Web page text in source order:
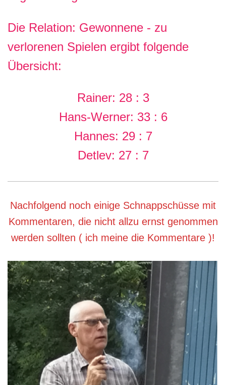
Die Relation: Gewonnene - zu
verlorenen Spielen ergibt folgende
Übersicht:
Rainer: 28 : 3
Hans-Werner: 33 : 6
Hannes: 29 : 7
Detlev: 27 : 7
Nachfolgend noch einige Schnappschüsse mit
Kommentaren, die nicht allzu ernst genommen
werden sollten ( ich meine die Kommentare )!